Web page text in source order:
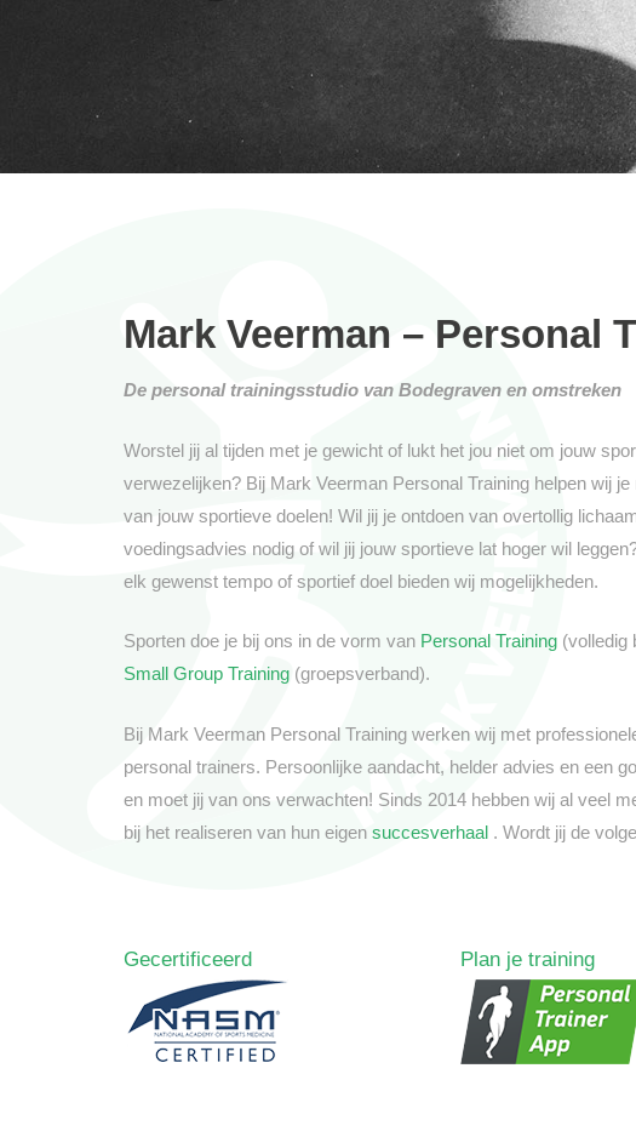
Mark Veerman – Personal
De personal trainingsstudio van Bodegraven en omstreken
Worstel jij al tijden met je gewicht of lukt het jou niet om jouw
verwezelijken? Bij Mark Veerman Personal Training helpen wij
van jouw sportieve doelen! Wil jij je ontdoen van overtollig
voedingsadvies nodig of wil jij jouw sportieve lat hoger wil
elk gewenst tempo of sportief doel bieden wij mogelijkheden.
Sporten doe je bij ons in de vorm van Personal Training (volledig
Small Group Training (groepsverband).
Bij Mark Veerman Personal Training werken wij met
personal trainers. Persoonlijke aandacht, helder advies en een
en moet jij van ons verwachten! Sinds 2014 hebben wij al veel
bij het realiseren van hun eigen succesverhaal . Wordt jij de
Gecertificeerd Plan je training